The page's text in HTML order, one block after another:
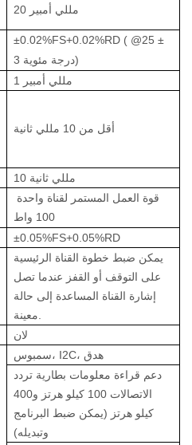
20 مللي أمبير
±0.02%FS+0.02%RD ( @25 ±
3
درجة مئوية)
1 مللي أمبير
أقل من 10 مللي ثانية
10 مللي ثانية
قوة العمل المستمر لقناة واحدة
100 واط
±0.05%FS+0.05%RD
يمكن ضبط خطوة القناة الرئيسية
على التوقف أو القفز عندما تصل
إشارة القناة المساعدة إلى حالة
معينة.
لان
سمبوس، I2C، هدق
دعم قراءة معلومات بطارية تردد
الاتصالات 100 كيلو هرتز و400
كيلو هرتز (يمكن ضبط البرنامج
وتبديله)